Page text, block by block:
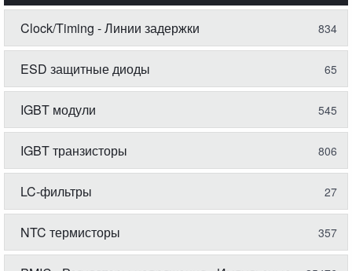
Clock/Timing - Линии задержки 834
ESD защитные диоды 65
IGBT модули 545
IGBT транзисторы 806
LC-фильтры 27
NTC термисторы 357